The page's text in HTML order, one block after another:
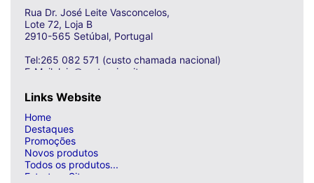
Rua Dr. José Leite Vasconcelos,
Lote 72, Loja B
2910-565 Setúbal, Portugal
Tel:265 082 571 (custo chamada nacional)
E-Mail: loja@curto-circuito.com
Links Website
Home
Destaques
Promoções
Novos produtos
Todos os produtos...
Estrutura Site